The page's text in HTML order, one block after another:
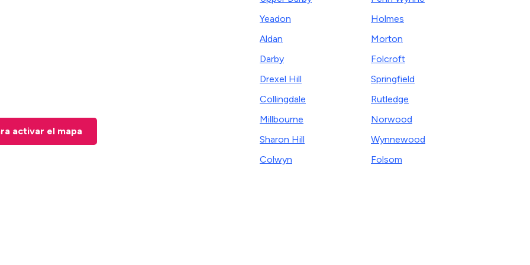
activar el mapa
Yeadon
Aldan
Darby
Drexel Hill
Collingdale
Millbourne
Sharon Hill
Colwyn
Holmes
Morton
Folcroft
Springfield
Rutledge
Norwood
Wynnewood
Folsom